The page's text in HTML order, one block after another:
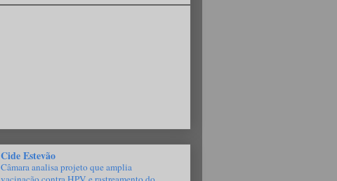
Cide Estevão
Câmara analisa projeto que amplia